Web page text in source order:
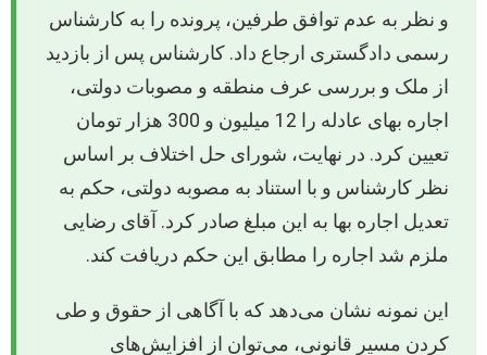
و نظر به عدم توافق طرفین، پرونده را به کارشناس
رسمی دادگستری ارجاع داد. کارشناس پس از بازدید
از ملک و بررسی عرف منطقه و مصوبات دولتی،
اجاره بهای عادله را 12 میلیون و 300 هزار تومان
تعیین کرد. در نهایت، شورای حل اختلاف بر اساس
نظر کارشناس و با استناد به مصوبه دولتی، حکم به
تعدیل اجاره بها به این مبلغ صادر کرد. آقای رضایی
ملزم شد اجاره را مطابق این حکم دریافت کند.
این نمونه نشان می‌دهد که با آگاهی از حقوق و طی
کردن مسیر قانونی، می‌توان از افزایش‌های